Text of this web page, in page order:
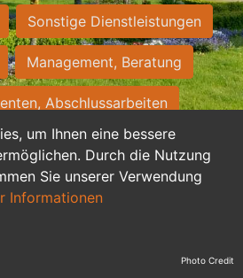
um Ihnen eine bessere
Durch die Nutzung
Sie unserer Verwendung
Informationen
Sonstige Dienstleistungen
Management, Beratung
Abschlussarbeiten
Assistenz, Sekretariat
und Nebenjobs
duale Ausbildung Photo Credit